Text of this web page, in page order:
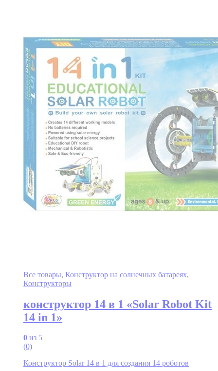
Все товары, Конструктор на солнечных батареях,
Конструкторы
конструктор 14 в 1 «Solar Robot Kit
14 in 1»
0 из 5
(0)
Конструктор Solar 14 в 1 для создания 14 роботов